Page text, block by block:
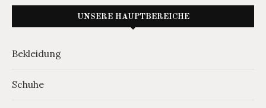
UNSERE HAUPTBEREICHE
Bekleidung
Schuhe